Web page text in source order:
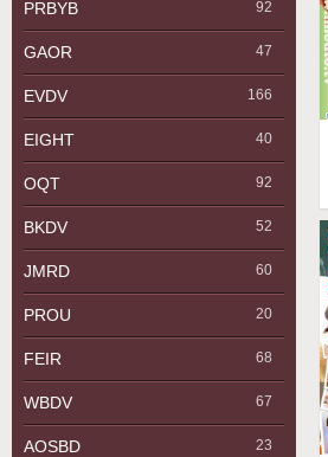
PRBYB 92
GAOR 47
EVDV 166
EIGHT 40
OQT 92
BKDV 52
JMRD 60
PROU 20
FEIR 68
WBDV 67
AOSBD 23